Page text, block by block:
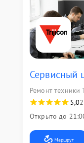
Сервисный
Ремонт техники
5,0
Открыто до
Маршрут